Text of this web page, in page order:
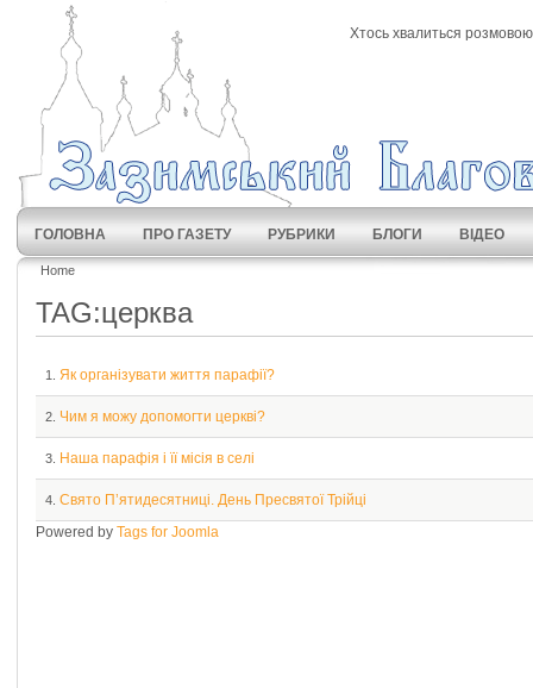
Хтось хвалиться
ГОЛОВНА ПРО ГАЗЕТУ РУБРИКИ БЛОГИ ВІДЕО
Home
TAG:церква
1. Як організувати життя парафії?
2. Чим я можу допомогти церкві?
3. Наша парафія і її місія в селі
4. Свято П’ятидесятниці. День Пресвятої Трійці
Powered by Tags for Joomla